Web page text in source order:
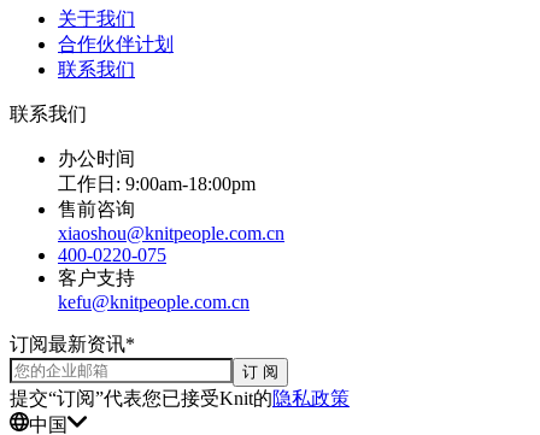
关于我们
合作伙伴计划
联系我们
联系我们
办公时间
工作日: 9:00am-18:00pm
售前咨询
xiaoshou@knitpeople.com.cn
400-0220-075
客户支持
kefu@knitpeople.com.cn
订阅最新资讯*
订 阅
提交“订阅”代表您已接受Knit的隐私政策
中国